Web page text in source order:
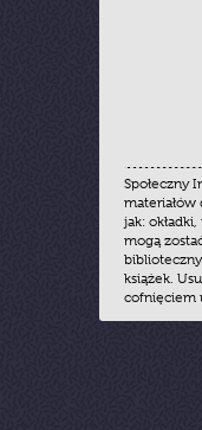
Społeczny
jak:
mogą
książek.
cofnięciem